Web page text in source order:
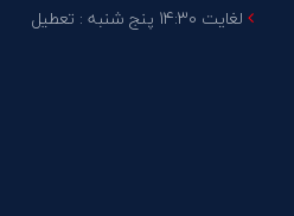
لغایت 14:30 پنج شنبه : تعطیل